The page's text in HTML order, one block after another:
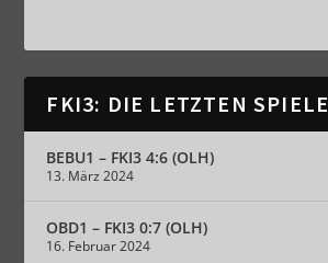
FKI3: DIE LETZTEN SPIELE
BEBU1 – FKI3 4:6 (OLH)
13. März 2024
OBD1 – FKI3 0:7 (OLH)
16. Februar 2024